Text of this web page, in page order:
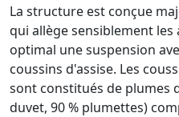
La structure est conçue
qui allège sensiblement
optimal une suspension
coussins d'assise. Les
sont constitués de plumes
duvet, 90 % plumettes)